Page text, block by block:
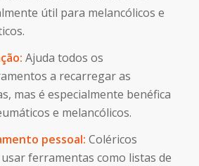
útil para melancólicos e
Ajuda todos os
a recarregar as
mas é especialmente benéfica
e melancólicos.
pessoal: Coléricos
ferramentas como listas de